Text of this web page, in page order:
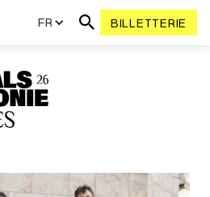
FR BILLETTERIE